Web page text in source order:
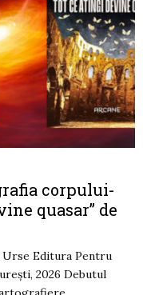
corpului-
quasar” de
Urse Editura Pentru
2026 Debutul